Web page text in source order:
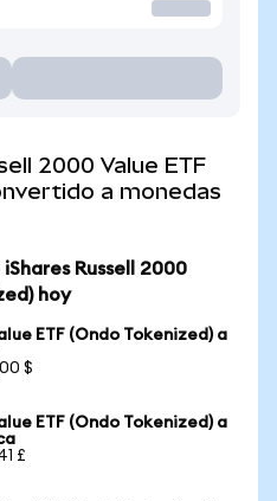
2000 Value ETF
a monedas
Russell 2000
hoy
ETF (Ondo Tokenized) a
$
ETF (Ondo Tokenized) a
£